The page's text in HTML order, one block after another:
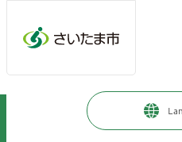
健康・医療・福祉 >
食品関係営業の手続き等
許可申請